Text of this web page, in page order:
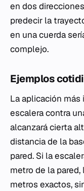
en dos
predecir la
en una cuerda
complejo.
Ejemplos
La aplicación
escalera contra
alcanzará cierta
distancia de la
pared. Si la
metro de la
metros exactos,